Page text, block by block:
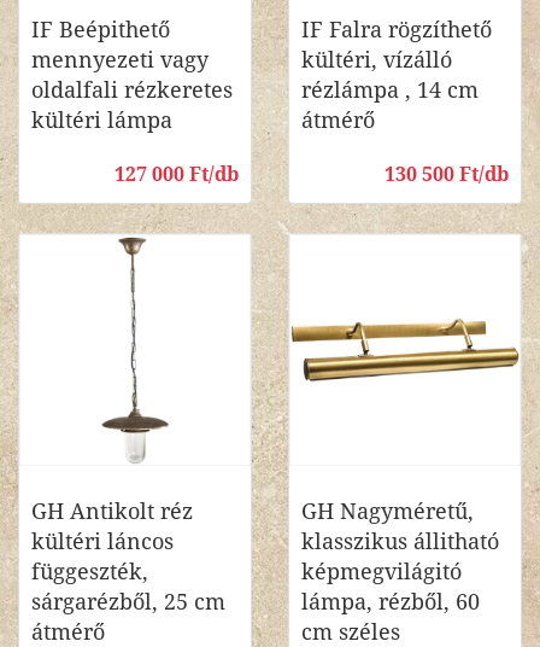
IF Beépithető
mennyezeti vagy
oldalfali rézkeretes
kültéri lámpa
127 000 Ft/db
IF Falra rögzíthető
kültéri, vízálló
rézlámpa , 14 cm
átmérő
130 500 Ft/db
GH Antikolt réz
kültéri láncos
függeszték,
sárgarézből, 25 cm
átmérő
GH Nagyméretű,
klasszikus állitható
képmegvilágitó
lámpa, rézből, 60
cm széles